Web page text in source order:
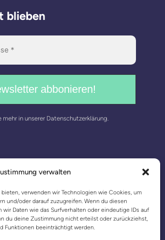
verwalten
verwenden wir Technologien wie Cookies, um
und/oder darauf zuzugreifen. Wenn du diesen
wir Daten wie das Surfverhalten oder eindeutige IDs auf
du deine Zustimmung nicht erteilst oder zurückziehst,
Funktionen beeinträchtigt werden.
blieben
mehr in unserer Datenschutzerklärung.